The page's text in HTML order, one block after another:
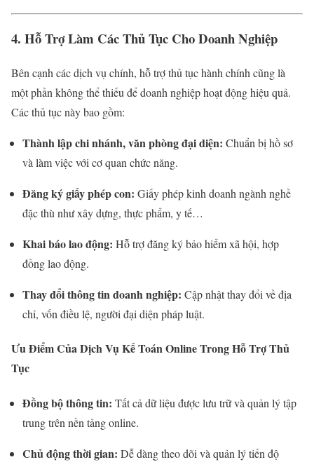
4. Hỗ Trợ Làm Các Thủ Tục Cho Doanh Nghiệp
Bên cạnh các dịch vụ chính, hỗ trợ thủ tục hành chính cũng là
một phần không thể thiếu để doanh nghiệp hoạt động hiệu quả.
Các thủ tục này bao gồm:
Thành lập chi nhánh, văn phòng đại diện: Chuẩn bị hồ sơ
và làm việc với cơ quan chức năng.
Đăng ký giấy phép con: Giấy phép kinh doanh ngành nghề
đặc thù như xây dựng, thực phẩm, y tế…
Khai báo lao động: Hỗ trợ đăng ký bảo hiểm xã hội, hợp
đồng lao động.
Thay đổi thông tin doanh nghiệp: Cập nhật thay đổi về địa
chỉ, vốn điều lệ, người đại diện pháp luật.
Ưu Điểm Của Dịch Vụ Kế Toán Online Trong Hỗ Trợ Thủ
Tục
Đồng bộ thông tin: Tất cả dữ liệu được lưu trữ và quản lý tập
trung trên nền tảng online.
Chủ động thời gian: Dễ dàng theo dõi và quản lý tiến độ